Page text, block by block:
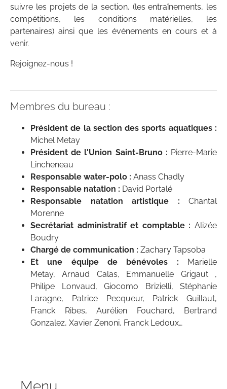
suivre les projets de la section, (les entraînements, les
compétitions, les conditions matérielles, les
partenaires) ainsi que les événements en cours et à
venir.
Rejoignez-nous !
Membres du bureau :
Président de la section des sports aquatiques :
Michel Metay
Président de l'Union Saint-Bruno : Pierre-Marie
Lincheneau
Responsable water-polo : Anass Chadly
Responsable natation : David Portalé
Responsable natation artistique : Chantal
Morenne
Secrétariat administratif et comptable : Alizée
Boudry
Chargé de communication : Zachary Tapsoba
Et une équipe de bénévoles : Marielle
Metay,
Arnaud Calas, Emmanuelle Grigaut ,
Philipe Lonvaud, Giocomo Brizielli, Stéphanie
Laragne, Patrice Pecqueur, Patrick Guillaut,
Franck Ribes, Aurélien Fouchard, Bertrand
Gonzalez, Xavier Zenoni, Franck Ledoux…